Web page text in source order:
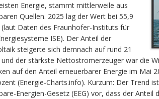
Energie, stammt mittlerweile aus
Quellen. 2025 lag der Wert bei 55,9
Daten des Fraunhofer-Instituts für
ISE). Der Anteil der
steigerte sich demnach auf rund 21
der stärkste Nettostromerzeuger war die
auf den Anteil erneuerbarer Energie im Mai
(Energie-Charts.info). Kurzum: Der Trend
Energien-Gesetz (EEG) vor, dass der Anteil